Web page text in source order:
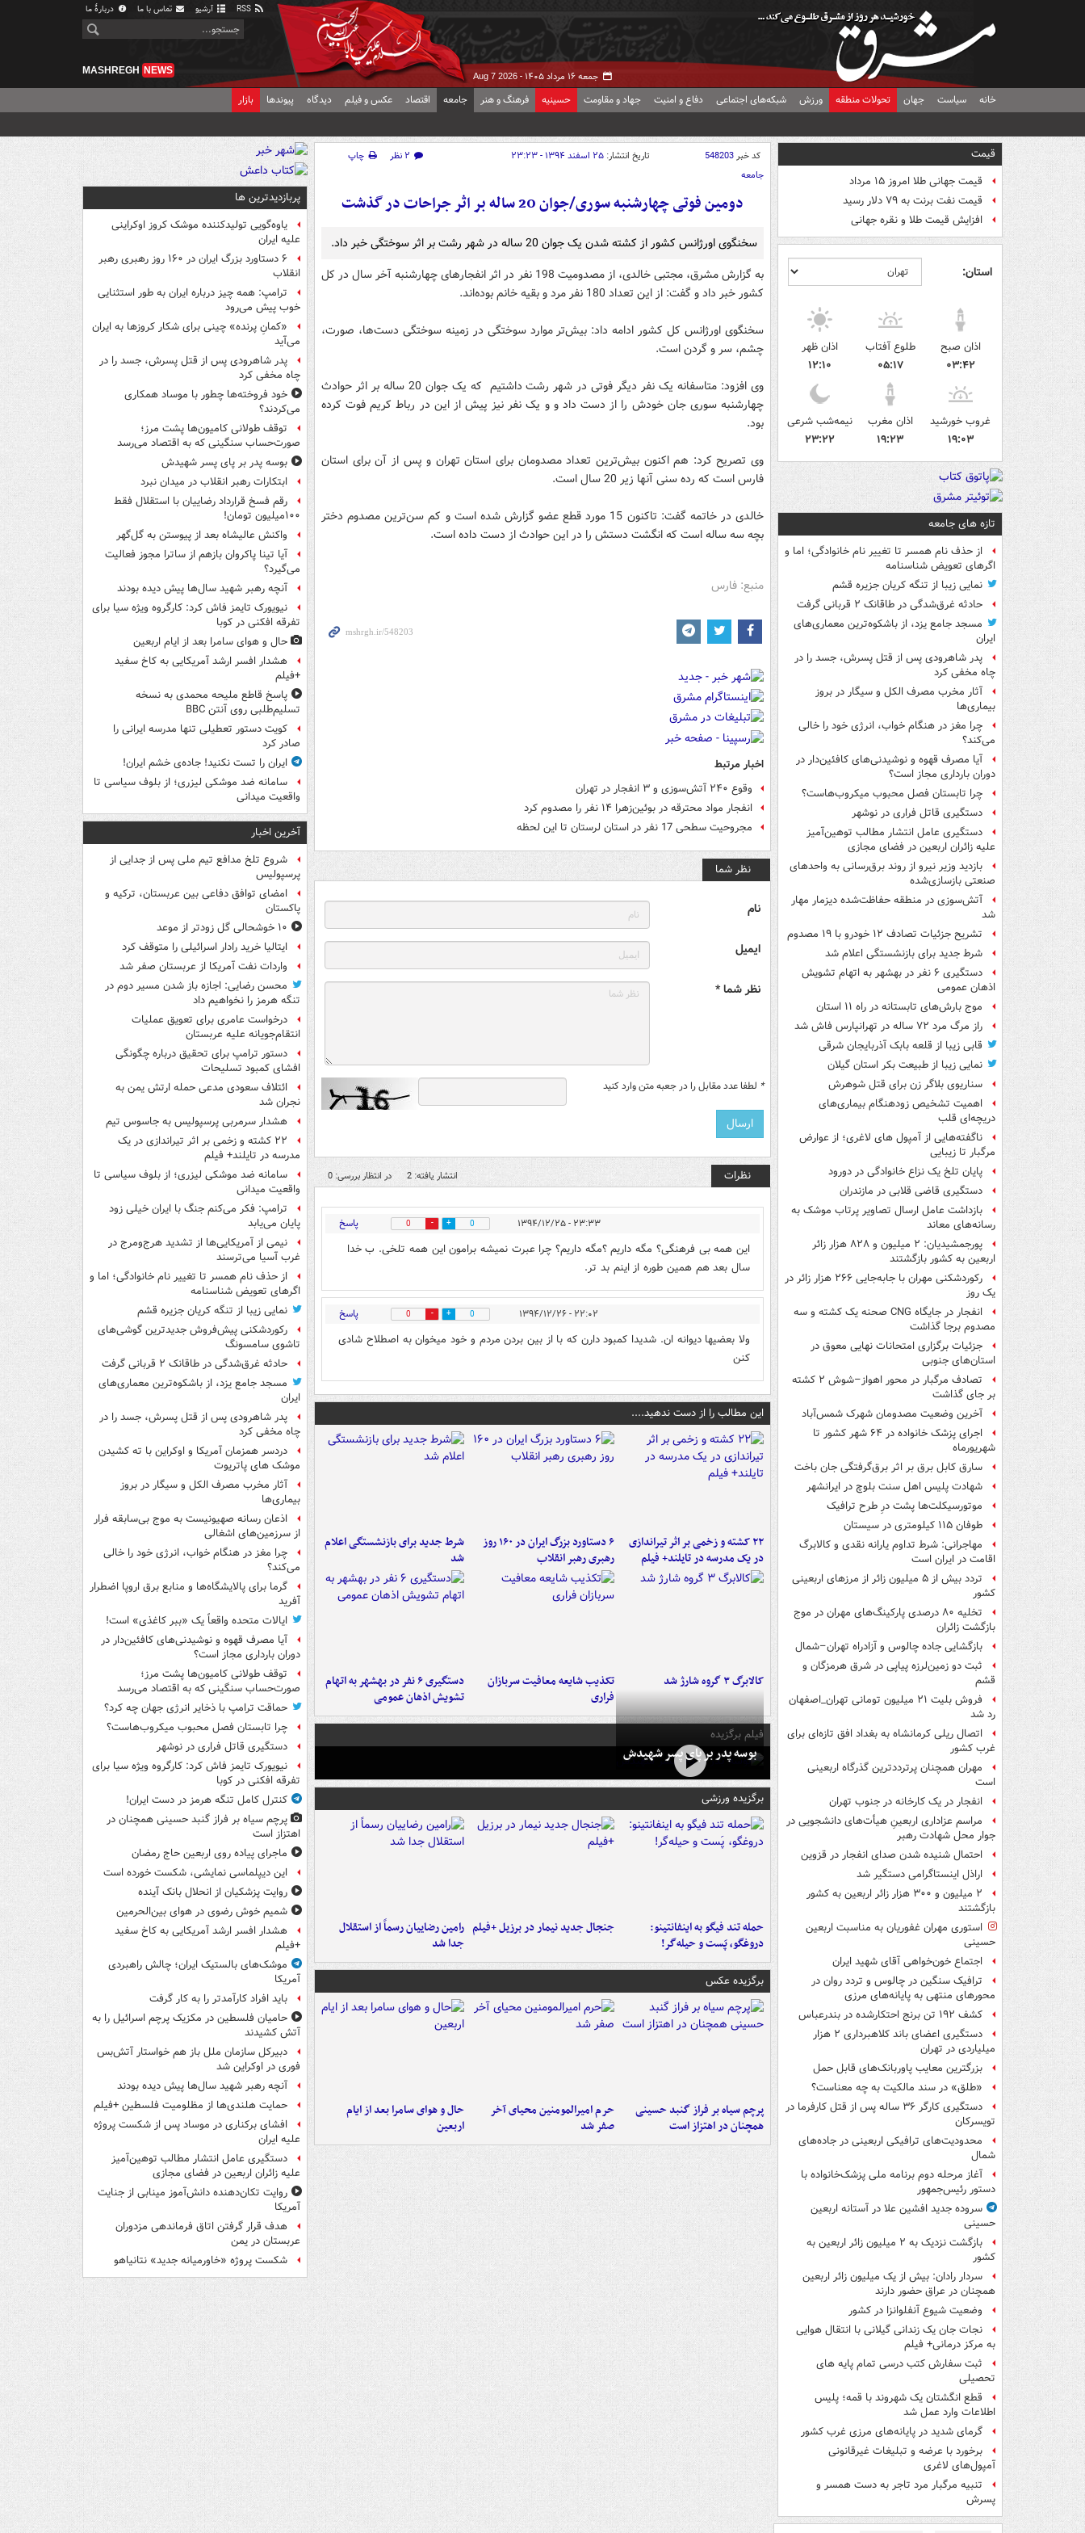
آرشیو تماس با ما دربارهٔ ما
جمعه ۱۶ مرداد ۱۴۰۵ - Aug 7 2026
MASHREGH NEWS
خانه سیاست جهان تحولات منطقه ورزش شبکه‌های اجتماعی دفاع و امنیت جهاد و مقاومت حسینیه فرهنگ و هنر جامعه اقتصاد عکس و فیلم دیدگاه پیوندها بازار
قیمت
قیمت جهانی طلا امروز ۱۵ مرداد
قیمت نفت برنت به ۷۹ دلار رسید
افزایش قیمت طلا و نقره جهانی
استان:
اذان صبح
۰۳:۴۲
طلوع آفتاب
۰۵:۱۷
اذان ظهر
۱۲:۱۰
غروب خورشید
۱۹:۰۳
اذان مغرب
۱۹:۲۳
نیمه‌شب شرعی
۲۳:۲۲
تازه های جامعه
از حذف نام همسر تا تغییر نام خانوادگی؛ اما و
اگرهای تعویض شناسنامه
نمایی زیبا از تنگه کریان جزیره قشم
حادثه غرق‌شدگی در طاقانک ۲ قربانی گرفت
مسجد جامع یزد، از باشکوه‌ترین معماری‌های
ایران
پدر شاهرودی پس از قتل پسرش، جسد را در
چاه مخفی کرد
آثار مخرب مصرف الکل و سیگار در بروز
بیماری‌ها
چرا مغز در هنگام خواب، انرژی خود را خالی
می‌کند؟
آیا مصرف قهوه و نوشیدنی‌های کافئین‌دار در
دوران بارداری مجاز است؟
چرا تابستان فصل محبوب میکروب‌هاست؟
دستگیری قاتل فراری در نوشهر
دستگیری عامل انتشار مطالب توهین‌آمیز
علیه زائران اربعین در فضای مجازی
بازدید وزیر نیرو از روند برق‌رسانی به واحدهای
صنعتی بازسازی‌شده
آتش‌سوزی در منطقه حفاظت‌شده دیزمار مهار
شد
تشریح جزئیات تصادف ۱۲ خودرو با ۱۹ مصدوم
شرط جدید برای بازنشستگی اعلام شد
دستگیری ۶ نفر در بهشهر به اتهام تشویش
اذهان عمومی
موج بارش‌های تابستانه در راه ۱۱ استان
راز مرگ مرد ۷۲ ساله در تهرانپارس فاش شد
قابی زیبا از قلعه بابک آذربایجان شرقی
نمایی زیبا از طبیعت بکر استان گیلان
سناریوی بلاگر زن برای قتل شوهرش
اهمیت تشخیص زودهنگام بیماری‌های
دریچه‌ای قلب
ناگفته‌هایی از آمپول های لاغری؛ از عوارض
مرگبار تا زیبایی
پایان تلخ یک نزاع خانوادگی در دورود
دستگیری قاضی قلابی در مازندران
بازداشت عامل ارسال تصاویر پرتاب موشک به
رسانه‌های معاند
پورجمشیدیان: ۲ میلیون و ۸۲۸ هزار زائر
اربعین به کشور بازگشتند
رکوردشکنی مهران با جابه‌جایی ۲۶۶ هزار زائر در
یک روز
انفجار در جایگاه CNG صحنه یک کشته و سه
مصدوم برجا گذاشت
جزئیات برگزاری امتحانات نهایی معوق در
استان‌های جنوبی
تصادف مرگبار در محور اهواز–شوش ۲ کشته
بر جای گذاشت
آخرین وضعیت مصدومان شهرک شمس‌آباد
اجرای پزشک خانواده در ۶۴ شهر کشور تا
شهریورماه
سارق کابل برق بر اثر برق‌گرفتگی جان باخت
شهادت پلیس اهل سنت بلوچ در ایرانشهر
موتورسیکلت‌ها پشت درِ طرح ترافیک
طوفان ۱۱۵ کیلومتری در سیستان
مهاجرانی: شرط تداوم یارانه نقدی و کالابرگ
اقامت در ایران است
تردد بیش از ۵ میلیون زائر از مرزهای اربعینی
کشور
تخلیه ۸۰ درصدی پارکینگ‌های مهران در موج
بازگشت زائران
بازگشایی جاده چالوس و آزادراه تهران–شمال
ثبت دو زمین‌لرزه پیاپی در شرق هرمزگان و
قشم
فروش بلیت ۲۱ میلیون تومانی تهران_اصفهان
رد شد
اتصال ریلی کرمانشاه به بغداد افق تازه‌ای برای
غرب کشور
مهران همچنان پرترددترین گذرگاه اربعینی
است
انفجار در یک کارخانه در جنوب تهران
مراسم عزاداری اربعینِ هیأت‌های دانشجویی در
جوار محل شهادت رهبر
احتمال شنیده شدن صدای انفجار در قزوین
اراذل اینستاگرامی دستگیر شد
۲ میلیون و ۳۰۰ هزار زائر اربعین به کشور
بازگشتند
استوری مهران غفوریان به مناسبت اربعین
حسینی
اجتماع خون‌خواهی آقای شهید ایران
ترافیک سنگین در چالوس و تردد روان در
محورهای منتهی به پایانه‌های مرزی
کشف ۱۹۲ تن برنج احتکارشده در بندرعباس
دستگیری اعضای باند کلاهبرداری ۲ هزار
میلیاردی در تهران
بزرگترین معایب پاوربانک‌های قابل حمل
«طلق» در سند مالکیت به چه معناست؟
دستگیری کارگر ۳۶ ساله پس از قتل کارفرما در
تویسرکان
محدودیت‌های ترافیکی اربعینی در جاده‌های
شمال‌
آغاز مرحله دوم برنامه ملی پزشک‌خانواده با
دستور رئیس‌جمهور
سروده جدید افشین علا در آستانه اربعین
حسینی
بازگشت نزدیک به ۲ میلیون زائر اربعین به
کشور
سردار رادان: بیش از یک میلیون زائر اربعین
همچنان در عراق حضور دارند
وضعیت شیوع آنفلوانزا در کشور
نجات جان یک زندانی گیلانی با انتقال هوایی
به مرکز درمانی+ فیلم
ثبت سفارش کتب درسی تمام پایه های
تحصیلی
قطع انگشتان یک شهروند با قمه؛ پلیس
اطلاعات وارد عمل شد
گرمای شدید در پایانه‌های مرزی غرب کشور
برخورد با عرضه و تبلیغات غیرقانونی
آمپول‌های لاغری
تنبیه مرگبار مرد تاجر به دست همسر و
پسرش
کد خبر548203 تاریخ انتشار: ۲۵ اسفند ۱۳۹۴ - ۲۳:۲۳ ۲ نظر
چاپ
جامعه
دومین فوتی چهارشنبه سوری/جوان 20 ساله بر اثر جراحات در گذشت
سخنگوی اورژانس کشور از کشته شدن یک جوان 20 ساله در شهر رشت بر اثر سوختگی خبر داد.
به گزارش مشرق، مجتبی خالدی، از مصدومیت 198 نفر در اثر انفجارهای چهارشنبه آخر سال در کل
کشور خبر داد و گفت: از این تعداد 180 نفر مرد و بقیه خانم بوده‌اند.
سخنگوی اورژانس کل کشور ادامه داد: بیش‌تر موارد سوختگی در زمینه سوختگی دست‌ها، صورت،
چشم، سر و گردن است.
وی افزود: متاسفانه یک نفر دیگر فوتی در شهر رشت داشتیم که یک جوان 20 ساله بر اثر حوادث
چهارشنبه سوری جان خودش را از دست داد و و یک نفر نیز پیش از این در رباط کریم فوت کرده
بود.
وی تصریح کرد: هم اکنون بیش‌ترین تعداد مصدومان برای استان تهران و پس از آن برای استان
فارس است که رده سنی آنها زیر 20 سال است.
خالدی در خاتمه گفت: تاکنون 15 مورد قطع عضو گزارش شده است و کم سن‌ترین مصدوم دختر
بچه سه ساله است که انگشت دستش را در این حوادث از دست داده است.
منبع: فارس
اخبار مرتبط
وقوع ۲۴۰ آتش‌سوزی و ۳ انفجار در تهران
انفجار مواد محترقه در بوئین‌زهرا ۱۴ نفر را مصدوم کرد
مجروحیت سطحی 17 نفر در استان لرستان تا این لحظه
نظر شما
نام
ایمیل
نظر شما *
* لطفا عدد مقابل را در جعبه متن وارد کنید
نظرات انتشار یافته: 2 در انتظار بررسی: 0
۲۳:۳۳ - ۱۳۹۴/۱۲/۲۵ 0
0 پاسخ
این همه بی فرهنگی؟ مگه داریم ؟مگه داریم؟ چرا عبرت نمیشه برامون این همه تلخی. ب خدا
سال بعد هم همین طوره از اینم بد تر.
۲۲:۰۲ - ۱۳۹۴/۱۲/۲۶ 0
0 پاسخ
ولا بعضیها دیوانه ان. شدیدا کمبود دارن که با از بین بردن مردم و خود میخوان به اصطلاح شادی
کنن
این مطالب را از دست ندهید....
۲۲ کشته و زخمی بر اثر تیراندازی
در یک مدرسه در تایلند+ فیلم
۶ دستاورد بزرگ ایران در ۱۶۰ روز
رهبری رهبر انقلاب
شرط جدید برای بازنشستگی اعلام
شد
کالابرگ ۳ گروه شارژ شد
تکذیب شایعه معافیت سربازان
فراری
دستگیری ۶ نفر در بهشهر به اتهام
تشویش اذهان عمومی
فیلم برگزیده
بوسه‌ پدر بر پای پسر شهیدش
برگزیده ورزشی
حمله تند فیگو به اینفانتینو:
دروغگو، پَست‌ و حیله‌گر!
جنجال جدید نیمار در برزیل +فیلم رامین رضاییان رسماً از استقلال
جدا شد
برگزیده عکس
پرچم سیاه بر فراز گنبد حسینی
همچنان در اهتزاز است
حرم امیرالمومنین محیای آخر
صفر شد
حال و هوای سامرا بعد از ایام
اربعین
پربازدیدترین ها
یاوه‌گویی تولیدکننده موشک کروز اوکراینی
علیه ایران
۶ دستاورد بزرگ ایران در ۱۶۰ روز رهبری رهبر
انقلاب
ترامپ: همه چیز درباره ایران به طور استثنایی
خوب پیش می‌رود
«کمانِ پرنده» چینی برای شکار کروزها به ایران
می‌آید
پدر شاهرودی پس از قتل پسرش، جسد را در
چاه مخفی کرد
خود فروخته‌ها چطور با موساد همکاری
می‌کردند؟
توقف طولانی کامیون‌ها پشت مرز؛
صورت‌حساب سنگینی که به اقتصاد می‌رسد
بوسه‌ پدر بر پای پسر شهیدش
ابتکارات رهبر انقلاب در میدان نبرد
رقم فسخ قرارداد رضاییان با استقلال فقط
۱۰۰میلیون تومان!
واکنش عالیشاه بعد از پیوستن به گل‌گهر
آیا تینا پاکروان بازهم از ساترا مجوز فعالیت
می‌گیرد؟
آنچه رهبر شهید سال‌ها پیش دیده بودند
نیویورک تایمز فاش کرد: کارگروه ویژه سیا برای
تفرقه افکنی در کوبا
حال و هوای سامرا بعد از ایام اربعین
هشدار افسر ارشد آمریکایی به کاخ سفید
+فیلم
پاسخ قاطع ملیحه محمدی به نسخه
تسلیم‌طلبی روی آنتن BBC
کویت دستور تعطیلی تنها مدرسه ایرانی را
صادر کرد
ایران را تست نکنید! جاده‌ی خشم ایران!
سامانه ضد موشکی لیزری؛ از بلوف سیاسی تا
واقعیت میدانی
آخرین اخبار
شروع تلخ مدافع تیم ملی پس از جدایی از
پرسپولیس
امضای توافق دفاعی بین عربستان، ترکیه و
پاکستان
۱۰ خوشحالی گل زودتر از موعد
ایتالیا خرید رادار اسرائیلی را متوقف کرد
واردات نفت آمریکا از عربستان صفر شد
محسن رضایی: اجازه باز شدن مسیر دوم در
تنگه هرمز را نخواهیم داد
درخواست عامری برای تعویق عملیات
انتقام‌جویانه علیه عربستان
دستور ترامپ برای تحقیق درباره چگونگی
افشای کمبود تسلیحات
ائتلاف سعودی مدعی حمله ارتش یمن به
نجران شد
هشدار سرمربی پرسپولیس به جاسوس تیم
۲۲ کشته و زخمی بر اثر تیراندازی در یک
مدرسه در تایلند+ فیلم
سامانه ضد موشکی لیزری؛ از بلوف سیاسی تا
واقعیت میدانی
ترامپ: فکر می‌کنم جنگ با ایران خیلی زود
پایان می‌یابد
نیمی از آمریکایی‌ها از تشدید هرج‌ومرج در
غرب آسیا می‌ترسند
از حذف نام همسر تا تغییر نام خانوادگی؛ اما و
اگرهای تعویض شناسنامه
نمایی زیبا از تنگه کریان جزیره قشم
رکوردشکنی پیش‌فروش جدیدترین گوشی‌های
تاشوی سامسونگ
حادثه غرق‌شدگی در طاقانک ۲ قربانی گرفت
مسجد جامع یزد، از باشکوه‌ترین معماری‌های
ایران
پدر شاهرودی پس از قتل پسرش، جسد را در
چاه مخفی کرد
دردسر همزمان آمریکا و اوکراین با ته کشیدن
موشک های پاتریوت
آثار مخرب مصرف الکل و سیگار در بروز
بیماری‌ها
اذعان رسانه صهیونیست به موج بی‌سابقه فرار
از سرزمین‌های اشغالی
چرا مغز در هنگام خواب، انرژی خود را خالی
می‌کند؟
گرما برای پالایشگاه‌ها و منابع برق اروپا اضطرار
آفرید
ایالات متحده واقعاً یک «ببر کاغذی» است!
آیا مصرف قهوه و نوشیدنی‌های کافئین‌دار در
دوران بارداری مجاز است؟
توقف طولانی کامیون‌ها پشت مرز؛
صورت‌حساب سنگینی که به اقتصاد می‌رسد
حماقت ترامپ با ذخایر انرژی جهان چه کرد؟
چرا تابستان فصل محبوب میکروب‌هاست؟
دستگیری قاتل فراری در نوشهر
نیویورک تایمز فاش کرد: کارگروه ویژه سیا برای
تفرقه افکنی در کوبا
کنترل کامل تنگه هرمز در دست ایران!
پرچم سیاه بر فراز گنبد حسینی همچنان در
اهتزاز است
ماجرای پیاده روی اربعین حاج رمضان
این دیپلماسی نمایشی، شکست خورده است
روایت پزشکیان از انحلال بانک آینده
شمیم خوش رضوی در هوای بین‌الحرمین
هشدار افسر ارشد آمریکایی به کاخ سفید
+فیلم
موشک‌های بالستیک ایران؛ چالش راهبردی
آمریکا
باید افراد کارآمدتر را به کار گرفت
حامیان فلسطین در مکزیک پرچم اسرائیل را به
آتش کشیدند
دبیرکل سازمان ملل باز هم خواستار آتش‌بس
فوری در اوکراین شد
آنچه رهبر شهید سال‌ها پیش دیده بودند
حمایت هلندی‌ها از مظلومیت فلسطین +فیلم
افشای برکناری در موساد پس از شکست پروژه
علیه ایران
دستگیری عامل انتشار مطالب توهین‌آمیز
علیه زائران اربعین در فضای مجازی
روایت تکان‌دهنده دانش‌آموز مینابی از جنایت
آمریکا
هدف قرار گرفتن اتاق‌ فرماندهی مزدوران
عربستان در یمن
شکست پروژه «خاورمیانه جدید» نتانیاهو